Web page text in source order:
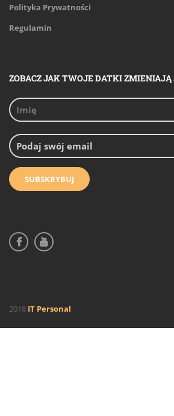
Polityka Prywatności
Regulamin
ZOBACZ JAK TWOJE DATKI ZMIENIAJĄ
2018 IT Personal